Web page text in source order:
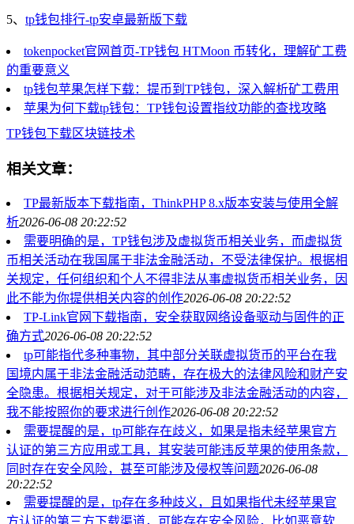
5、 tp钱包排行-tp安卓最新版下载
tokenpocket官网首页-TP钱包 HTMoon 币转化，理解矿工费
的重要意义
tp钱包苹果怎样下载：提币到TP钱包，深入解析矿工费用
苹果为何下载tp钱包：TP钱包设置指纹功能的查找攻略
TP钱包下载区块链技术
相关文章：
TP最新版本下载指南，ThinkPHP 8.x版本安装与使用全解
析2026-06-08 20:22:52
需要明确的是，TP钱包涉及虚拟货币相关业务，而虚拟货
币相关活动在我国属于非法金融活动，不受法律保护。根据相
关规定，任何组织和个人不得非法从事虚拟货币相关业务，因
此不能为你提供相关内容的创作2026-06-08 20:22:52
TP-Link官网下载指南，安全获取网络设备驱动与固件的正
确方式2026-06-08 20:22:52
tp可能指代多种事物，其中部分关联虚拟货币的平台在我
国境内属于非法金融活动范畴，存在极大的法律风险和财产安
全隐患。根据相关规定，对于可能涉及非法金融活动的内容，
我不能按照你的要求进行创作2026-06-08 20:22:52
需要提醒的是，tp可能存在歧义，如果是指未经苹果官方
认证的第三方应用或工具，其安装可能违反苹果的使用条款，
同时存在安全风险，甚至可能涉及侵权等问题2026-06-08
20:22:52
需要提醒的是，tp存在多种歧义，且如果指代未经苹果官